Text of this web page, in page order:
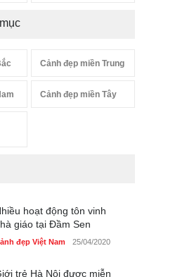
Cảnh đẹp miền Trung
Cảnh đẹp miền Tây
hoạt động tôn vinh
giáo tại Đầm Sen
đẹp Việt Nam 25/04/2020
trẻ Hà Nội được miễn